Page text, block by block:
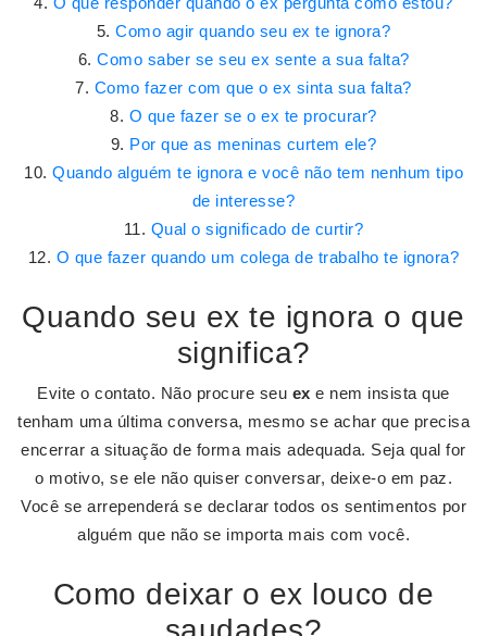
Como agir quando seu ex te ignora?
Como saber se seu ex sente a sua falta?
Como fazer com que o ex sinta sua falta?
O que fazer se o ex te procurar?
Por que as meninas curtem ele?
Quando alguém te ignora e você não tem nenhum tipo
de interesse?
Qual o significado de curtir?
O que fazer quando um colega de trabalho te ignora?
Quando seu ex te ignora o que
significa?
Evite o contato. Não procure seu ex e nem insista que
tenham uma última conversa, mesmo se achar que precisa
encerrar a situação de forma mais adequada. Seja qual for
o motivo, se ele não quiser conversar, deixe-o em paz.
Você se arrependerá se declarar todos os sentimentos por
alguém que não se importa mais com você.
Como deixar o ex louco de